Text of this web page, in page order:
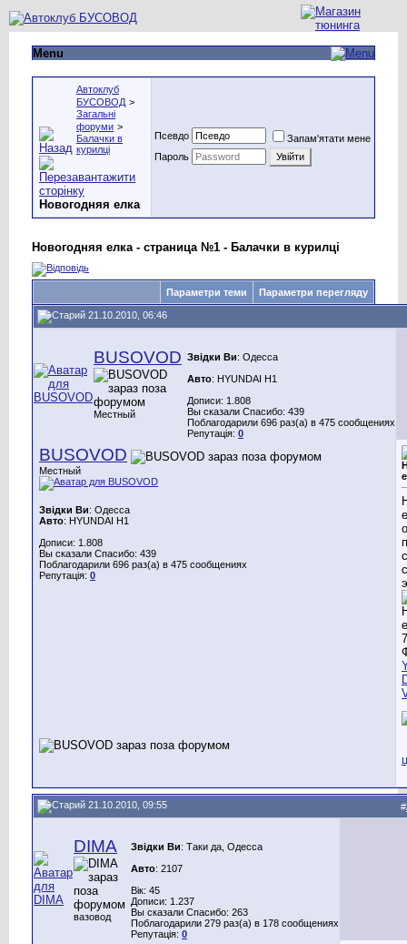
Menu
Автоклуб
БУСОВОД >
Загальні
форуми >
Балачки в
курилці
Новогодняя елка
Псевдо
Запам'ятати мене
Пароль
Новогодняя елка - страница №1 - Балачки в курилці
Параметри теми Параметри перегляду
21.10.2010, 06:46
BUSOVOD
Местный
Звідки Ви: Одесса
Авто: HYUNDAI H1
Дописи: 1.808
Вы сказали Спасибо: 439
Поблагодарили 696 раз(а) в 475 сообщениях
Репутація: 0
BUSOVOD
Местный
Звідки Ви: Одесса
Авто: HYUNDAI H1
Дописи: 1.808
Вы сказали Спасибо: 439
Поблагодарили 696 раз(а) в 475 сообщениях
Репутація: 0
21.10.2010, 09:55 #
DIMA
вазовод
Звідки Ви: Таки да, Одесса
Авто: 2107
Вік: 45
Дописи: 1.237
Вы сказали Спасибо: 263
Поблагодарили 279 раз(а) в 178 сообщениях
Репутація: 0